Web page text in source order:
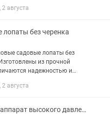
Конструкция прочная
августа
лопаты без черенка
садовые лопаты без
из прочной
надежностью и
на даче, а также для
августа
Продам аппарат высокого давления Alteco